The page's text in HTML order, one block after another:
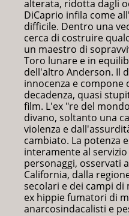
alterata, ridotta dagli
DiCaprio infila come
difficile. Dentro una
cerca di costruire
un maestro di
Toro lunare e in
dell'altro Anderson. Il
innocenza e compone
decadenza, quasi
film. L'ex "re del
divano, soltanto una
violenza e
cambiato. La potenza
interamente al
personaggi, osservati
California, dalla
secolari e dei campi
ex hippie fumatori di
anarcosindacalisti e